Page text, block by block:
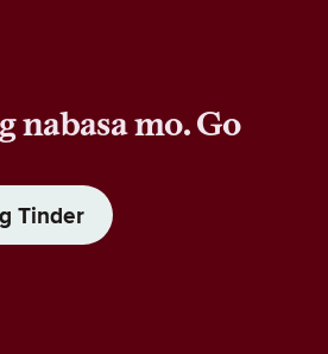
nabasa mo. Go
Tinder